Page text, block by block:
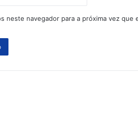
neste navegador para a próxima vez que